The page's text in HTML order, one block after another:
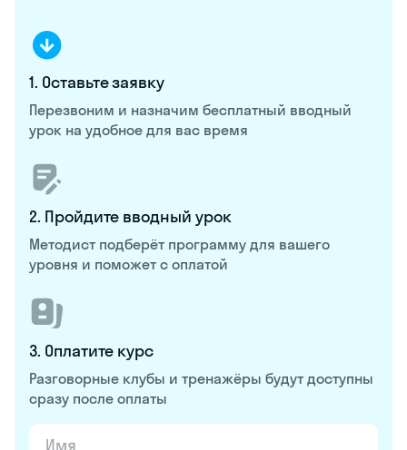
1. Оставьте заявку
Перезвоним и назначим бесплатный вводный
урок на удобное для вас время
2. Пройдите вводный урок
Методист подберёт программу для вашего
уровня и поможет с оплатой
3. Оплатите курс
Разговорные клубы и тренажёры будут доступны
сразу после оплаты